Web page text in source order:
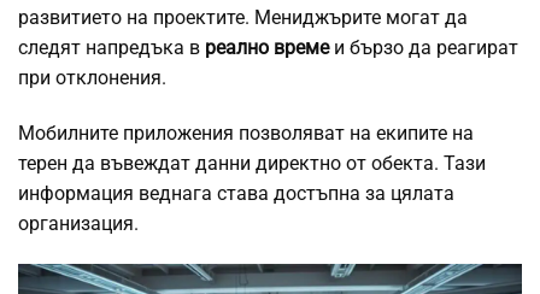
развитието на проектите. Мениджърите могат да
следят напредъка в реално времеи бързо да реагират
при отклонения.
Мобилните приложения позволяват на екипите на
терен да въвеждат данни директно от обекта. Тази
информация веднага става достъпна за цялата
организация.